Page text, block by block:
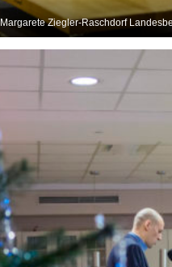
Margarete Ziegler-Raschdorf